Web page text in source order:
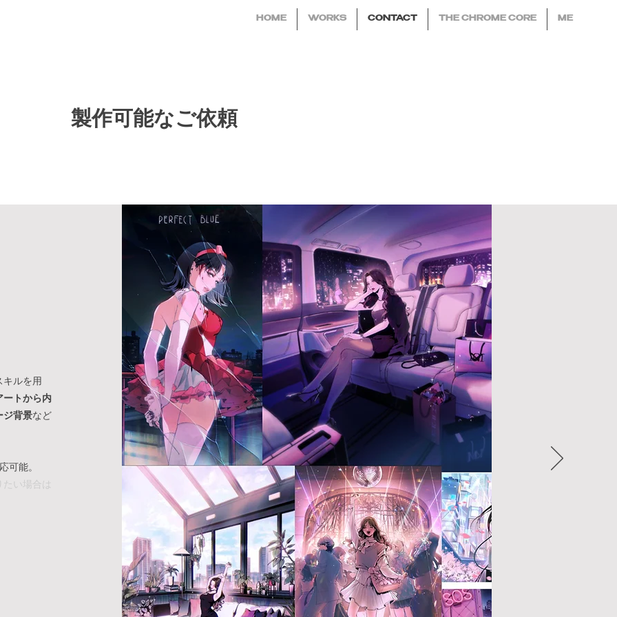
HOME WORKS CONTACT THE CHROME CORE ME
製作可能なご依頼
キルを用
ートから内
ジ背景など
可能。
い場合は